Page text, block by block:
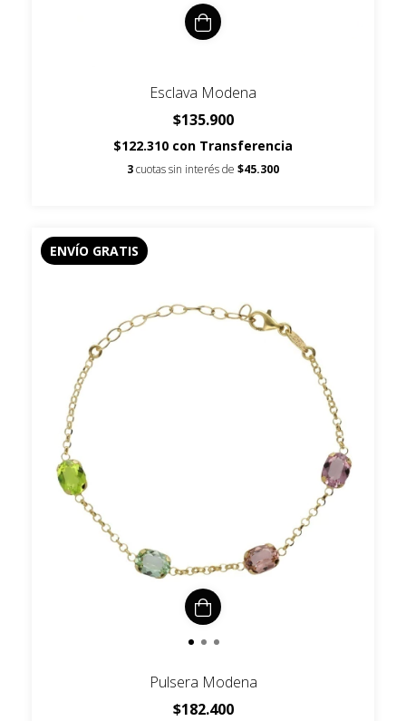
Esclava Modena
$135.900
$122.310 con Transferencia
3cuotas sin interés de $45.300
ENVÍO GRATIS
Pulsera Modena
$182.400